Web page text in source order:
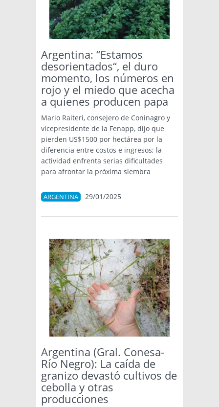
Argentina: “Estamos
desorientados“, el duro
momento, los números en
rojo y el miedo que acecha
a quienes producen papa
Mario Raiteri, consejero de Coninagro y
vicepresidente de la Fenapp, dijo que
pierden US$1500 por hectárea por la
diferencia entre costos e ingresos; la
actividad enfrenta serias dificultades
para afrontar la próxima siembra
ARGENTINA 29/01/2025
Argentina (Gral. Conesa-
Río Negro): La caída de
granizo devastó cultivos de
cebolla y otras
producciones